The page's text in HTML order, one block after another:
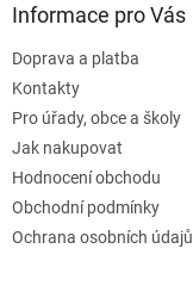
Informace pro Vás
Doprava a platba
Kontakty
Pro úřady, obce a školy
Jak nakupovat
Hodnocení obchodu
Obchodní podmínky
Ochrana osobních údajů